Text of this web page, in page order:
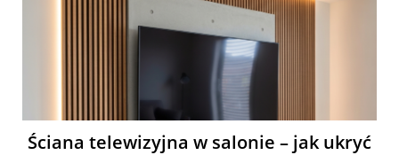
Ściana telewizyjna w salonie – jak ukryć